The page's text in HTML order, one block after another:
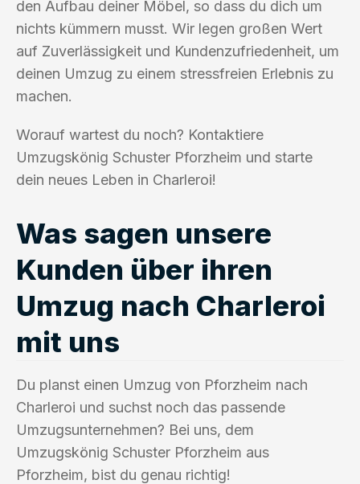
den Aufbau deiner Möbel, so dass du dich um
nichts kümmern musst. Wir legen großen Wert
auf Zuverlässigkeit und Kundenzufriedenheit, um
deinen Umzug zu einem stressfreien Erlebnis zu
machen.
Worauf wartest du noch? Kontaktiere
Umzugskönig Schuster Pforzheim und starte
dein neues Leben in Charleroi!
Was sagen unsere
Kunden über ihren
Umzug nach Charleroi
mit uns
Du planst einen Umzug von Pforzheim nach
Charleroi und suchst noch das passende
Umzugsunternehmen? Bei uns, dem
Umzugskönig Schuster Pforzheim aus
Pforzheim, bist du genau richtig!